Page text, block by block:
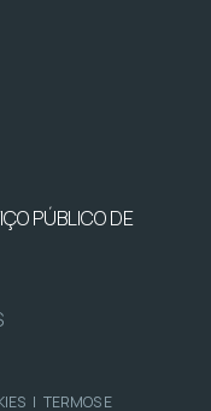
PÚBLICO DE
| TERMOS E